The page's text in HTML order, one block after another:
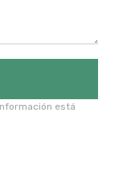
está